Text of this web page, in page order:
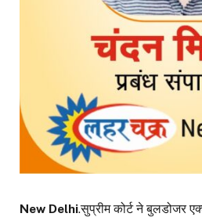
New Delhi.सुप्रीम कोर्ट ने बुलडोजर